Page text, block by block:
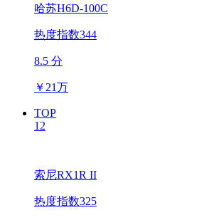
哈苏H6D-100C
热度指数344
8.5 分
￥ 21万
TOP
12
索尼RX1R II
热度指数325